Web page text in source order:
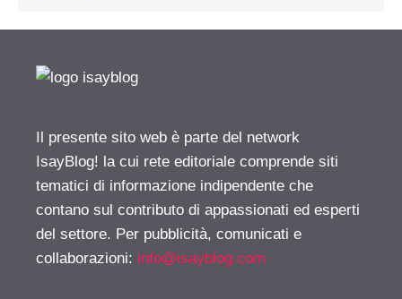
Il presente sito web è parte del network
IsayBlog! la cui rete editoriale comprende siti
tematici di informazione indipendente che
contano sul contributo di appassionati ed esperti
del settore. Per pubblicità, comunicati e
collaborazioni: info@isayblog.com